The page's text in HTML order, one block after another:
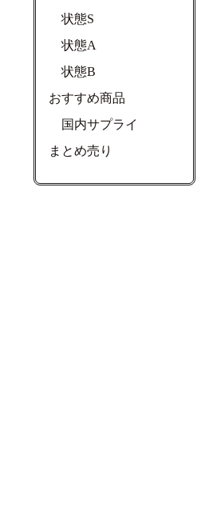
状態S
状態A
状態B
おすすめ商品
国内サプライ
まとめ売り